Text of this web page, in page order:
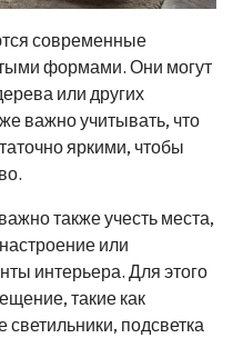
современные
формами. Они могут
или других
важно учитывать, что
яркими, чтобы
также учесть места,
или
интерьера. Для этого
такие как
подсветка